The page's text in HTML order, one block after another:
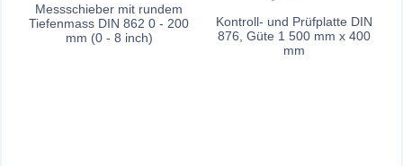
Messschieber mit rundem
Tiefenmass DIN 862 0 - 200
mm (0 - 8 inch)
Kontroll- und Prüfplatte DIN
876, Güte 1 500 mm x 400
mm